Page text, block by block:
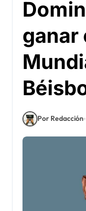
ganar
Por Redacción